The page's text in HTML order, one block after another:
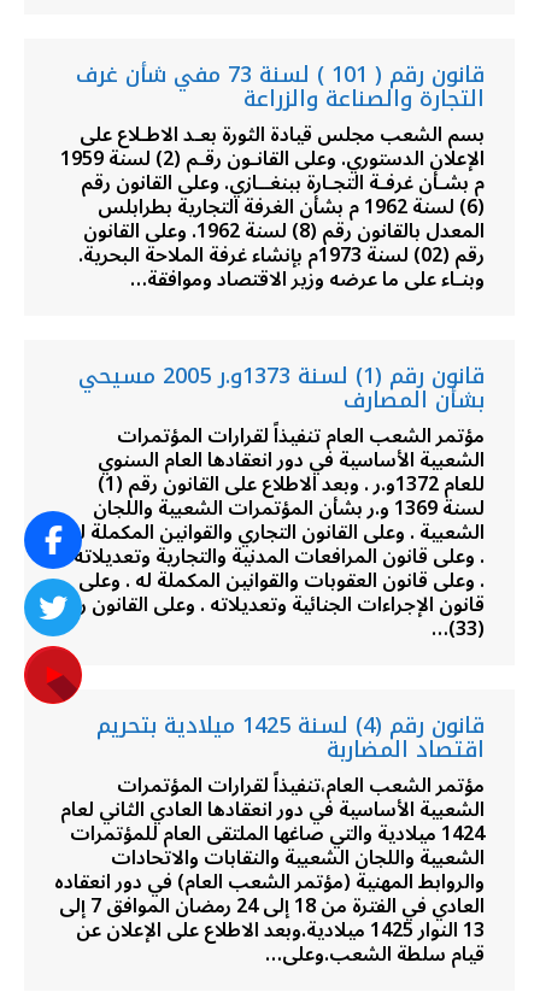
قانون رقم ( 101 ) لسنة 73 مفي شأن غرف
التجارة والصناعة والزراعة
بسم الشعب مجلس قيادة الثورة بعـد الاطـلاع على
الإعلان الدستوري. وعلى القانـون رقـم (2) لسنة 1959
م بشـأن غرفـة التجـارة ببنغــازي. وعلى القانون رقم
(6) لسنة 1962 م بشأن الغرفة التجارية بطرابلس
المعدل بالقانون رقم (8) لسنة 1962. وعلى القانون
رقم (02) لسنة 1973م بإنشاء غرفة الملاحة البحرية.
وبنـاء على ما عرضه وزير الاقتصاد وموافقة…
قانون رقم (1) لسنة 1373و.ر 2005 مسيحي
بشأن المصارف
مؤتمر الشعب العام تنفيذاً لقرارات المؤتمرات
الشعبية الأساسية في دور انعقادها العام السنوي
للعام 1372و.ر . وبعد الاطلاع على القانون رقم (1)
لسنة 1369 و.ر بشأن المؤتمرات الشعبية واللجان
الشعبية . وعلى القانون التجاري والقوانين المكملة له
. وعلى قانون المرافعات المدنية والتجارية وتعديلاته
. وعلى قانون العقوبات والقوانين المكملة له . وعلى
قانون الإجراءات الجنائية وتعديلاته . وعلى القانون رقم
(33)…
قانون رقم (4) لسنة 1425 ميلادية بتحريم
اقتصاد المضاربة
مؤتمر الشعب العام،تنفيذاً لقرارات المؤتمرات
الشعبية الأساسية في دور انعقادها العادي الثاني لعام
1424 ميلادية والتي صاغها الملتقى العام للمؤتمرات
الشعبية واللجان الشعبية والنقابات والاتحادات
والروابط المهنية (مؤتمر الشعب العام) في دور انعقاده
العادي في الفترة من 18 إلى 24 رمضان الموافق 7 إلى
13 النوار 1425 ميلادية.وبعد الاطلاع على الإعلان عن
قيام سلطة الشعب.وعلى…